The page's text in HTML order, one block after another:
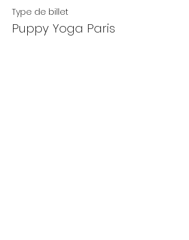
Type de billet
Puppy Yoga Paris